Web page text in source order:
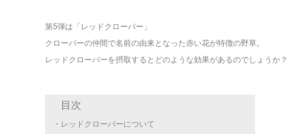
第5弾は「レッドクローバー」
クローバーの仲間で名前の由来となった赤い花が特徴の野草。
レッドクローバーを摂取するとどのような効果があるのでしょうか？
目次
・レッドクローバーについて